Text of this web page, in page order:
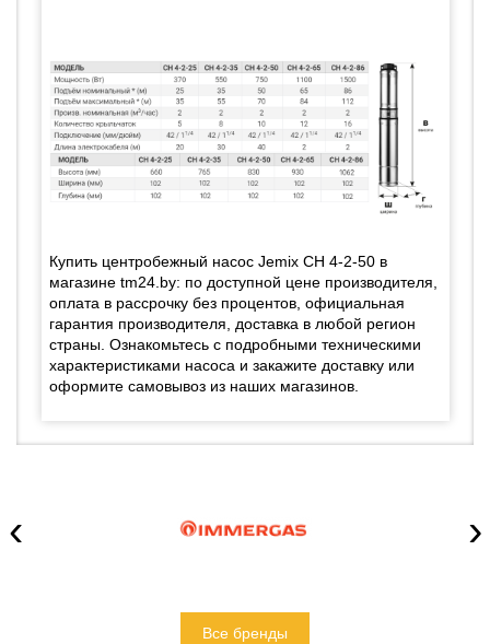
Купить центробежный насос Jemix СН 4-2-50 в
магазине tm24.by: по доступной цене производителя,
оплата в рассрочку без процентов, официальная
гарантия производителя, доставка в любой регион
страны. Ознакомьтесь с подробными техническими
характеристиками насоса и закажите доставку или
оформите самовывоз из наших магазинов.
‹ ›
Все бренды